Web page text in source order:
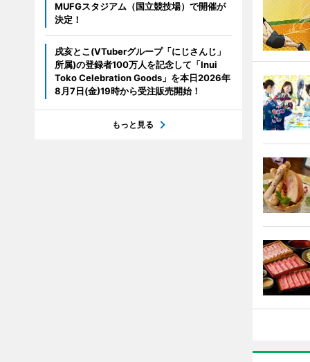
MUFGスタジアム（国立競技場）で開催が
決定！
戌亥とこ(VTuberグループ「にじさんじ」
所属)の登録者100万人を記念して「Inui
Toko Celebration Goods」を本日2026年
8月7日(金)19時から受注販売開始！
もっと見る